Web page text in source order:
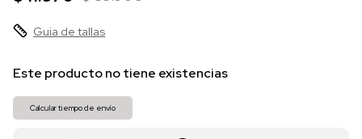
Guia de tallas
Este producto no tiene existencias
Calcular tiempo de envío